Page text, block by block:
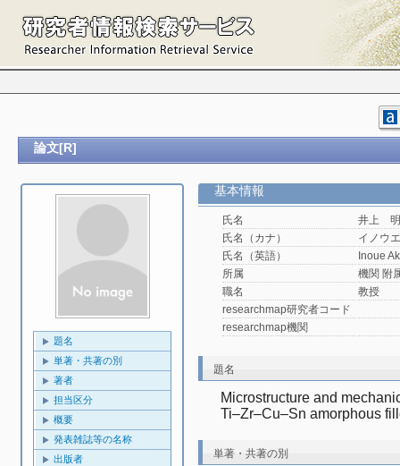
論文[R]
題名
単著・共著の別
著者
担当区分
概要
発表雑誌等の名称
出版者
基本情報
氏名
井上
氏名（カナ）
イノウ
氏名（英語）
Inoue
所属
機関 附
職名
教授
researchmap研究者コード
researchmap機関
題名
Microstructure and
Ti–Zr–Cu–Sn amorphous
単著・共著の別